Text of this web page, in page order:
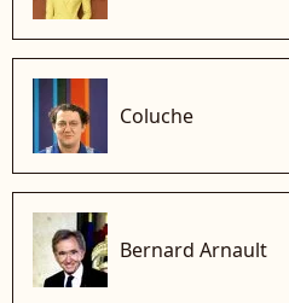
Coluche
Bernard Arnault